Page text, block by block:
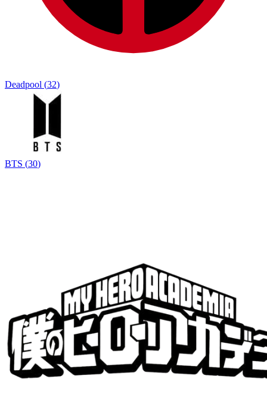
Deadpool (32)
BTS (30)